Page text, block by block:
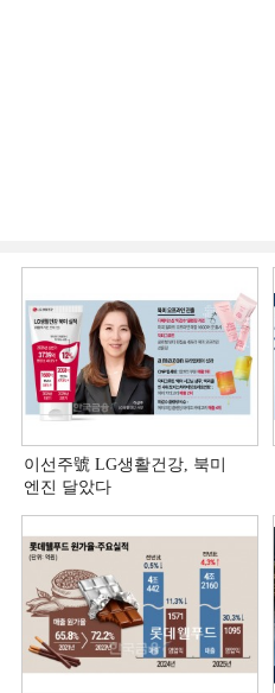
이선주號 LG생활건강, 북미
엔진 달았다